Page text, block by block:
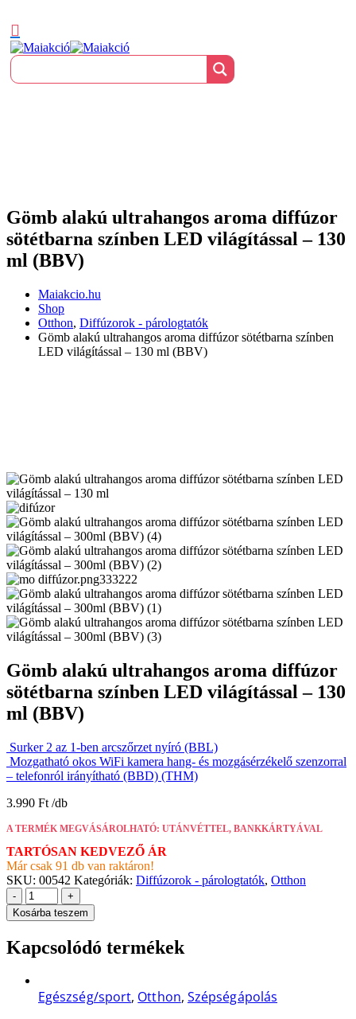
Gömb alakú ultrahangos aroma diffúzor
sötétbarna színben LED világítással – 130
ml (BBV)
Maiakcio.hu
Shop
Otthon, Diffúzorok - párologtatók
Gömb alakú ultrahangos aroma diffúzor sötétbarna színben
LED világítással – 130 ml (BBV)
Gömb alakú ultrahangos aroma diffúzor
sötétbarna színben LED világítással – 130
ml (BBV)
Surker 2 az 1-ben arcszőrzet nyíró (BBL)
Mozgatható okos WiFi kamera hang- és mozgásérzékelő szenzorral
– telefonról irányítható (BBD) (THM)
3.990 Ft
A TERMÉK MEGVÁSÁROLHATÓ: UTÁNVÉTTEL, BANKKÁRTYÁVAL
TARTÓSAN KEDVEZŐ ÁR
Már csak 91 db van raktáron!
SKU: 00542 Kategóriák: Diffúzorok - párologtatók, Otthon
-
+
Kosárba teszem
Kapcsolódó termékek
Egészség/sport, Otthon, Szépségápolás